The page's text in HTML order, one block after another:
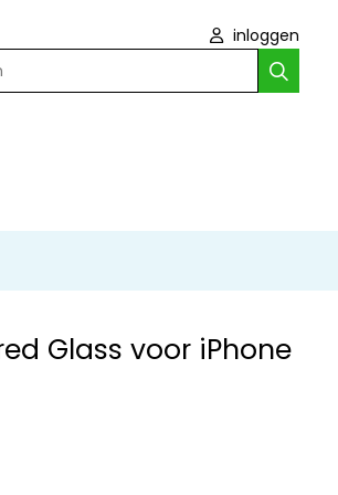
inloggen
Glass voor iPhone